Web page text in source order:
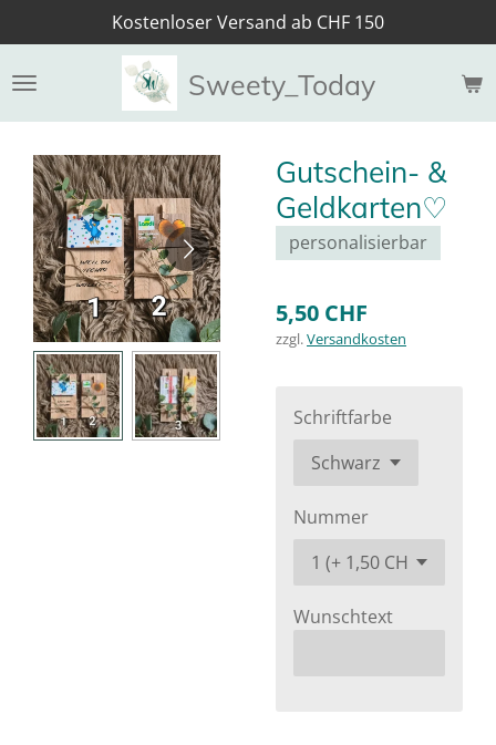
Hauptinhalt
springen
Sweety_Today
Kostenloser Versand ab CHF 150
Gutschein- &
Geldkarten♡
personalisierbar
5,50 CHF
zzgl.Versandkosten
Schriftfarbe
Nummer
Wunschtext